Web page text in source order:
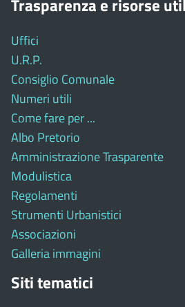
Trasparenza e risorse
Uffici
U.R.P.
Consiglio Comunale
Numeri utili
Come fare per ...
Albo Pretorio
Amministrazione Trasparente
Modulistica
Regolamenti
Strumenti Urbanistici
Associazioni
Galleria immagini
Siti tematici